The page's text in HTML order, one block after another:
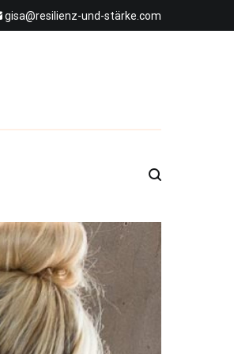
gisa@resilienz-und-stärke.com